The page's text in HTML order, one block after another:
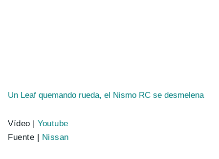
Un Leaf quemando rueda, el Nismo RC se desmelena
Vídeo |Youtube
Fuente | Nissan